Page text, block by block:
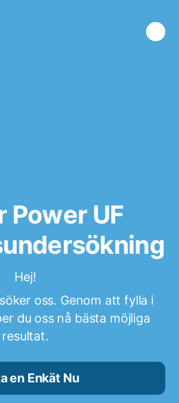
Power UF
Hej!
oss. Genom att fylla i
du oss nå bästa möjliga
resultat.
en Enkät Nu